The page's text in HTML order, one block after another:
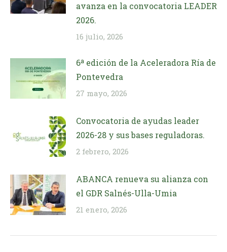
avanza en la convocatoria LEADER
2026.
16 julio, 2026
6ª edición de la Aceleradora Ría de
Pontevedra
27 mayo, 2026
Convocatoria de ayudas leader
2026-28 y sus bases reguladoras.
2 febrero, 2026
ABANCA renueva su alianza con
el GDR Salnés-Ulla-Umia
21 enero, 2026